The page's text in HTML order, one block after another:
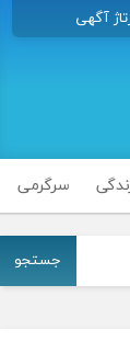
آگهی
سرگرمی
جستجو